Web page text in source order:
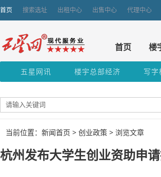
首页 搜索选址 出租中心 出售中心 代理中心
首页 楼
五星网讯 楼宇总部经济 写字
当前位置：新闻首页 > 创业政策 > 浏览文章
杭州发布大学生创业资助申